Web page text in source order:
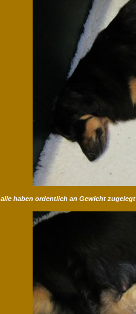
alle haben ordentlich an Gewicht zugelegt